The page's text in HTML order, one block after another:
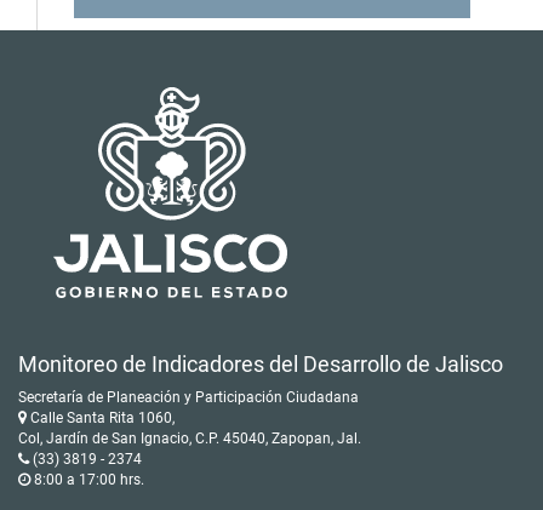
Monitoreo de Indicadores del Desarrollo de Jalisco
Secretaría de Planeación y Participación Ciudadana
Calle Santa Rita 1060,
Col, Jardín de San Ignacio, C.P. 45040, Zapopan, Jal.
(33) 3819 - 2374
8:00 a 17:00 hrs.